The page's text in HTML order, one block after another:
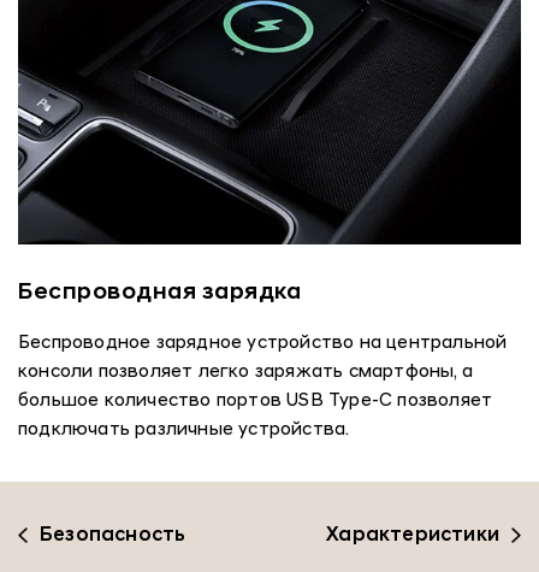
Беспроводная зарядка
Беспроводное зарядное устройство на центральной
консоли позволяет легко заряжать смартфоны, а
большое количество портов USB Type-C позволяет
подключать различные устройства.
Безопасность Характеристики